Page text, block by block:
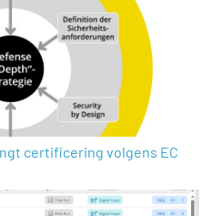
certificering volgens EC